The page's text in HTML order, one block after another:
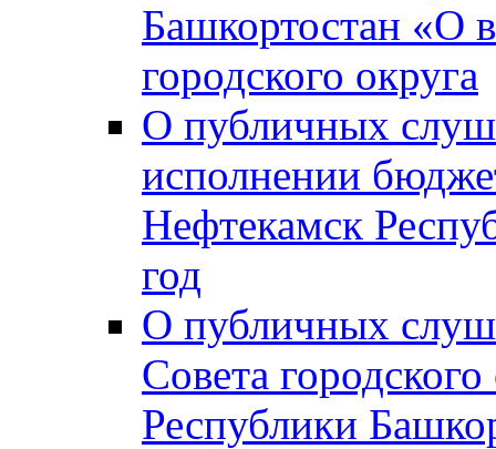
Башкортостан «О
городского округа
О публичных
исполнении
Нефтекамск
год
О публичных
Совета
Республики